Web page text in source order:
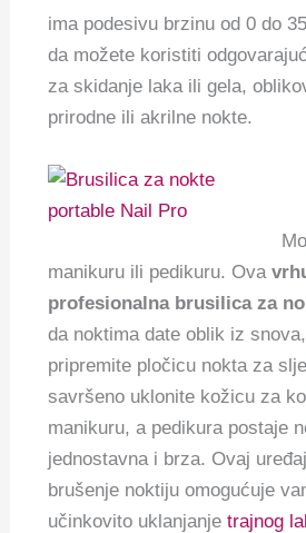
ima podesivu brzinu od 0 do
da možete koristiti
za skidanje laka ili gela,
prirodne ili akrilne nokte.
manikuru ili pedikuru. Ova
profesionalna brusilica za
da noktima date oblik iz
pripremite pločicu nokta za
savršeno uklonite kožicu za
manikuru, a pedikura postaje
jednostavna i brza. Ovaj
brušenje noktiju omogućuje
učinkovito uklanjanjetrajnog